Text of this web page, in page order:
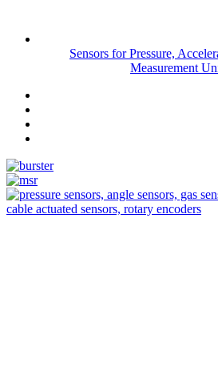
Sensors for Pressure,
Measurement